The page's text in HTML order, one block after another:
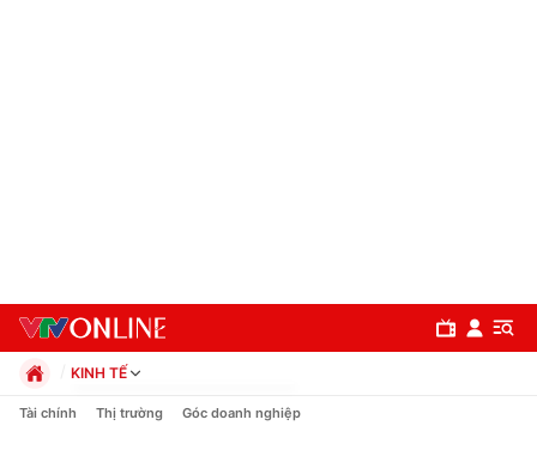
KINH TẾ
Chính trị
Tài chính Thị trường Góc doanh nghiệp